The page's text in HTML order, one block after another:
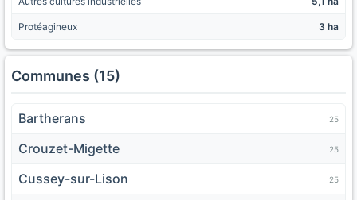
Protéagineux 3 ha
Communes (15)
Bartherans 25
Crouzet-Migette 25
Cussey-sur-Lison 25